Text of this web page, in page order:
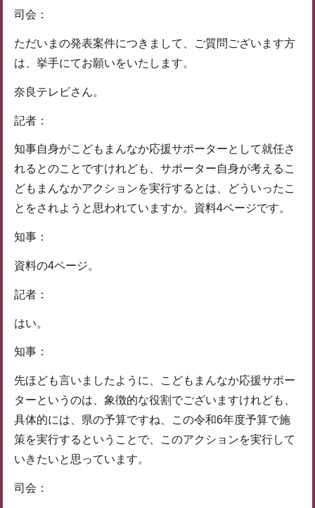
司会：
ただいまの発表案件につきまして、ご質問ございます方
は、挙手にてお願いをいたします。
奈良テレビさん。
記者：
知事自身がこどもまんなか応援サポーターとして就任さ
れるとのことですけれども、サポーター自身が考えるこ
どもまんなかアクションを実行するとは、どういったこ
とをされようと思われていますか。資料4ページです。
知事：
資料の4ページ。
記者：
はい。
知事：
先ほども言いましたように、こどもまんなか応援サポー
ターというのは、象徴的な役割でございますけれども、
具体的には、県の予算ですね、この令和6年度予算で施
策を実行するということで、このアクションを実行して
いきたいと思っています。
司会：